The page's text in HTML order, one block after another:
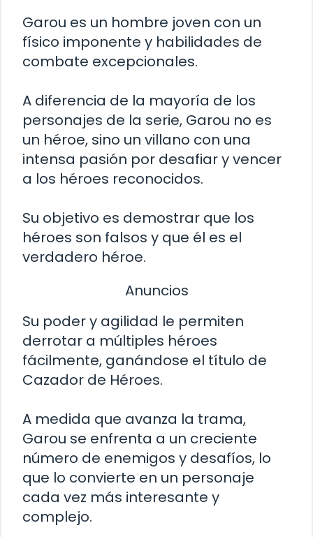
Garou es un hombre joven con un
físico imponente y habilidades de
combate excepcionales.
A diferencia de la mayoría de los
personajes de la serie, Garou no es
un héroe, sino un villano con una
intensa pasión por desafiar y vencer
a los héroes reconocidos.
Su objetivo es demostrar que los
héroes son falsos y que él es el
verdadero héroe.
Anuncios
Su poder y agilidad le permiten
derrotar a múltiples héroes
fácilmente, ganándose el título de
Cazador de Héroes.
A medida que avanza la trama,
Garou se enfrenta a un creciente
número de enemigos y desafíos, lo
que lo convierte en un personaje
cada vez más interesante y
complejo.